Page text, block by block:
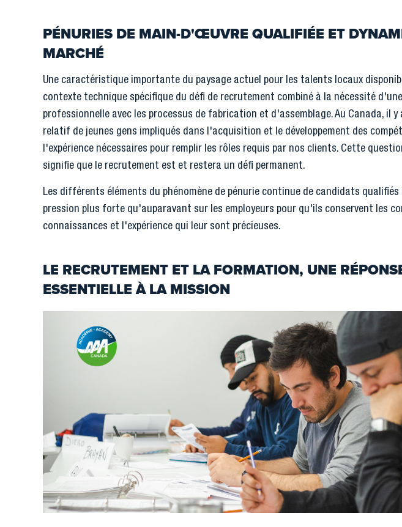
PÉNURIES DE MAIN-D'ŒUVRE QUALIFIÉE ET
MARCHÉ
Une caractéristique importante du paysage actuel pour les talents locaux
contexte technique spécifique du défi de recrutement combiné à la nécessité
professionnelle avec les processus de fabrication et d'assemblage. Au Canada, il y
relatif de jeunes gens impliqués dans l'acquisition et le développement des
l'expérience nécessaires pour remplir les rôles requis par nos clients. Cette
signifie que le recrutement est et restera un défi permanent.
Les différents éléments du phénomène de pénurie continue de candidats qualifiés
pression plus forte qu'auparavant sur les employeurs pour qu'ils conservent les
connaissances et l'expérience qui leur sont précieuses.
LE RECRUTEMENT ET LA FORMATION, UNE
ESSENTIELLE À LA MISSION